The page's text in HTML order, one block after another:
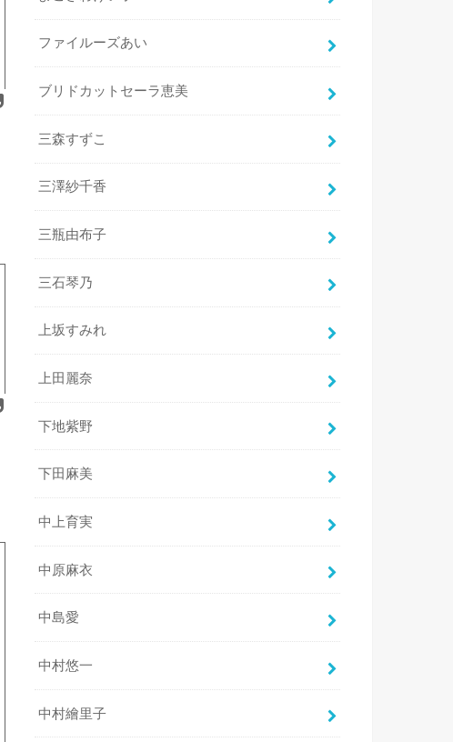
ファイルーズあい
ブリドカットセーラ恵美
三森すずこ
三澤紗千香
三瓶由布子
三石琴乃
上坂すみれ
上田麗奈
下地紫野
下田麻美
中上育実
中原麻衣
中島愛
中村悠一
中村繪里子